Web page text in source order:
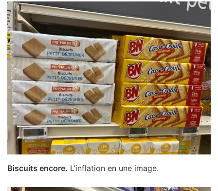
Biscuits encore. L’inflation en une image.